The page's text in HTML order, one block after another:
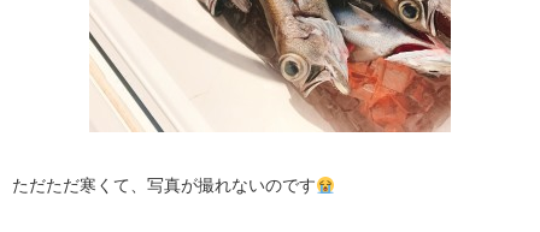
ただただ寒くて、写真が撮れないのです